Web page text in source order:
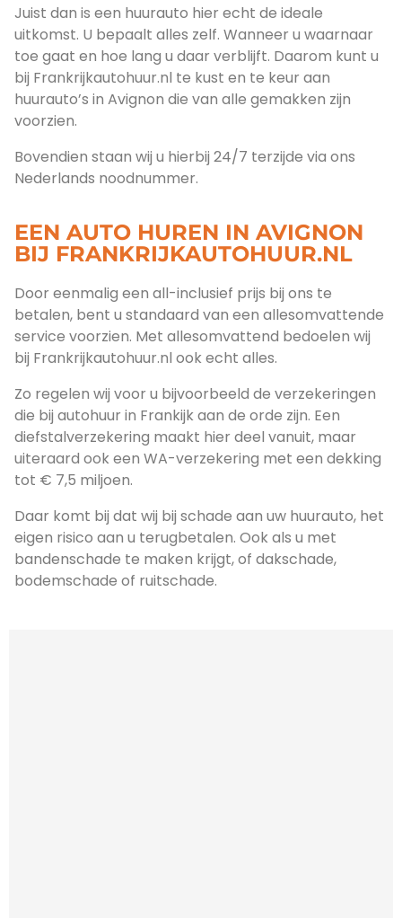
Juist dan is een huurauto hier echt de ideale
uitkomst. U bepaalt alles zelf. Wanneer u waarnaar
toe gaat en hoe lang u daar verblijft. Daarom kunt u
bij Frankrijkautohuur.nl te kust en te keur aan
huurauto’s in Avignon die van alle gemakken zijn
voorzien.
Bovendien staan wij u hierbij 24/7 terzijde via ons
Nederlands noodnummer.
EEN AUTO HUREN IN AVIGNON
BIJ FRANKRIJKAUTOHUUR.NL
Door eenmalig een all-inclusief prijs bij ons te
betalen, bent u standaard van een allesomvattende
service voorzien. Met allesomvattend bedoelen wij
bij Frankrijkautohuur.nl ook echt alles.
Zo regelen wij voor u bijvoorbeeld de verzekeringen
die bij autohuur in Frankijk aan de orde zijn. Een
diefstalverzekering maakt hier deel vanuit, maar
uiteraard ook een WA-verzekering met een dekking
tot € 7,5 miljoen.
Daar komt bij dat wij bij schade aan uw huurauto, het
eigen risico aan u terugbetalen. Ook als u met
bandenschade te maken krijgt, of dakschade,
bodemschade of ruitschade.